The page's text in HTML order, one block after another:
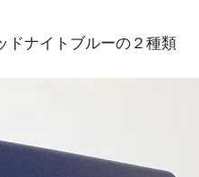
ドナイトブルーの２種類